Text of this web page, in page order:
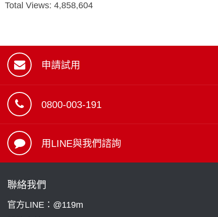
Total Views: 4,858,604
申請試用
0800-003-191
用LINE與我們諮詢
聯絡我們
官方LINE：@119m